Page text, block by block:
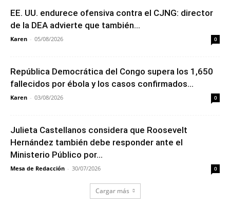
EE. UU. endurece ofensiva contra el CJNG: director
de la DEA advierte que también...
Karen - 05/08/2026 0
República Democrática del Congo supera los 1,650
fallecidos por ébola y los casos confirmados...
Karen - 03/08/2026 0
Julieta Castellanos considera que Roosevelt
Hernández también debe responder ante el
Ministerio Público por...
Mesa de Redacción - 30/07/2026 0
Cargar más